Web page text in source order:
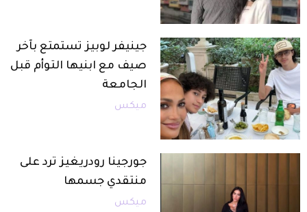
جينيفر لوبيز تستمتع بآخر
صيف مع ابنيها التوأم قبل
الجامعة
ميكس
جورجينا رودريغيز ترد على
منتقدي جسمها
ميكس